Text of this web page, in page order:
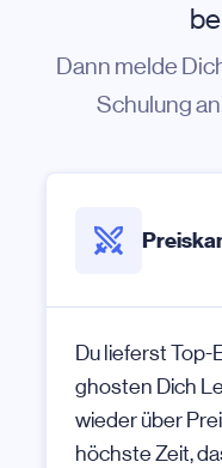
Dann melde
Schulung
Du lieferst
ghosten Dich
wieder über
höchste Zeit,